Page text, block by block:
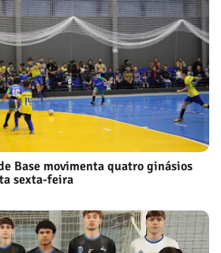
Base movimenta quatro ginásios
sexta-feira